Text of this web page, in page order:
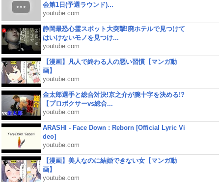
会第1日(予選ラウンド)...
youtube.com
静岡最恐心霊スポット大突撃!廃ホテルで見つけて
はいけないモノを見つけ...
youtube.com
【漫画】凡人で終わる人の悪い習慣【マンガ動
画】
youtube.com
金太郎選手と総合対決!京之介が腕十字を決める!?
【プロボクサーvs総合...
youtube.com
ARASHI - Face Down : Reborn [Official Lyric Vi
deo]
youtube.com
【漫画】美人なのに結婚できない女【マンガ動
画】
youtube.com